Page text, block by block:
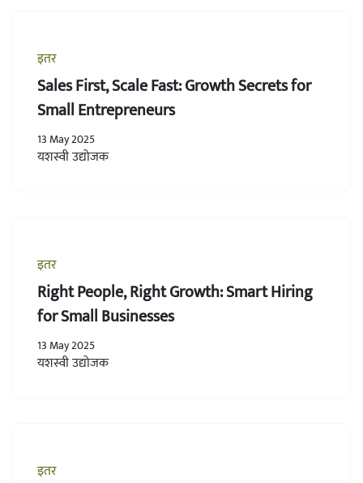
इतर
Sales First, Scale Fast: Growth Secrets for
Small Entrepreneurs
13 May 2025
यशस्वी उद्योजक
इतर
Right People, Right Growth: Smart Hiring
for Small Businesses
13 May 2025
यशस्वी उद्योजक
इतर